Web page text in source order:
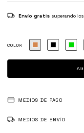
Envío gratis superando los
COLOR
MEDIOS DE PAGO
MEDIOS DE ENVÍO